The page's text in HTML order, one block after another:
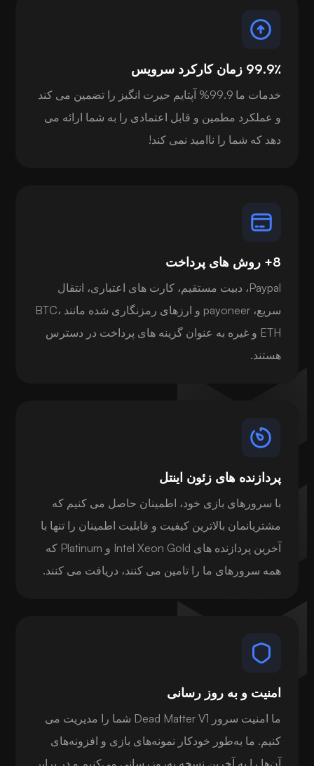
99.9٪ زمان کارکرد سرویس
خدمات ما 99.9% آپتایم حیرت انگیز را تضمین می کند
و عملکرد مطمین و قابل اعتمادی را به شما ارائه می
دهد که شما را ناامید نمی کند!
8+ روش های پرداخت
Paypal، دبیت مستقیم، کارت های اعتباری، انتقال
سریع، payoneer و ارزهای رمزنگاری شده مانند BTC،
ETH و غیره به عنوان گزینه های پرداخت در دسترس
هستند.
پردازنده های زئون اینتل
با سرورهای بازی خود، اطمینان حاصل می کنیم که
مشتریانمان بالاترین کیفیت و قابلیت اطمینان را تنها با
آخرین پردازنده های Intel Xeon Gold و Platinum که
همه سرورهای ما را تامین می کنند، دریافت می کنند.
امنیت و به روز رسانی
ما امنیت سرور Dead Matter V1 شما را مدیریت می
کنیم. ما به‌طور خودکار نمونه‌های بازی و افزونه‌های
آن‌ها را به آخرین نسخه به‌روزرسانی می‌کنیم و در برابر